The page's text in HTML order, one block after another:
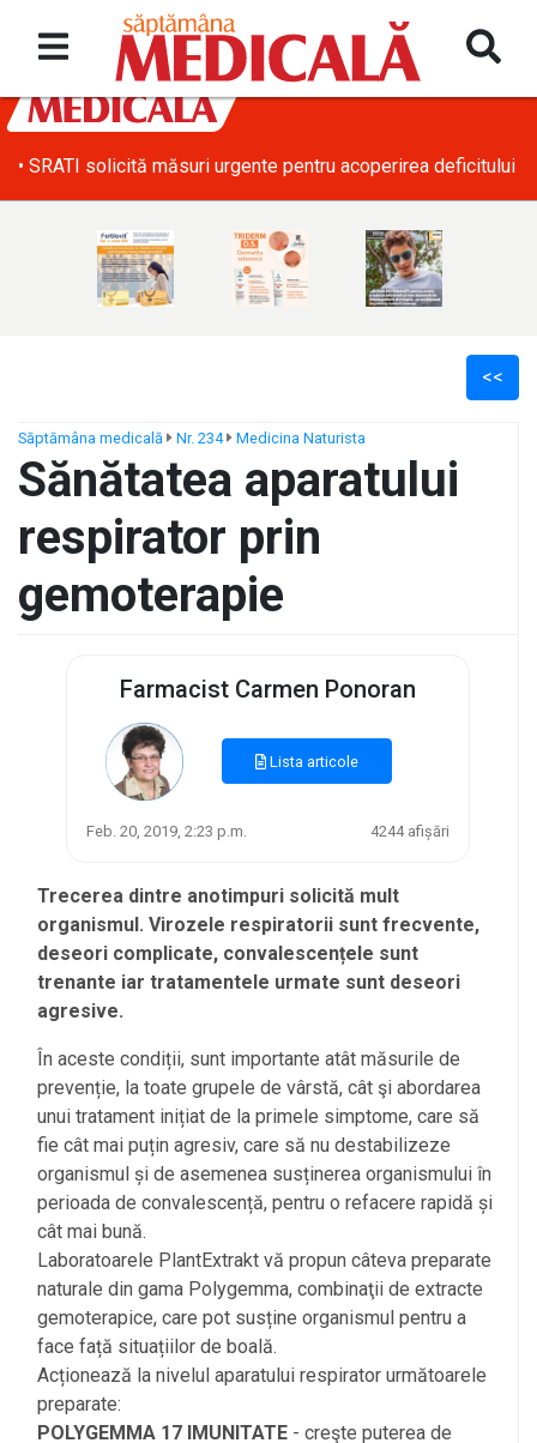
• SRATI solicită măsuri urgente pentru acoperirea deficitului
<<
Săptămâna medicală Nr. 234 Medicina Naturista
Sănătatea aparatului
respirator prin
gemoterapie
Farmacist Carmen Ponoran
Lista articole
Feb. 20, 2019, 2:23 p.m. 4244 afișări
Trecerea dintre anotimpuri solicită mult
organismul. Virozele respiratorii sunt frecvente,
deseori complicate, convalescențele sunt
trenante iar tratamentele urmate sunt deseori
agresive.
În aceste condiții, sunt importante atât măsurile de
prevenție, la toate grupele de vârstă, cât şi abordarea
unui tratament inițiat de la primele simptome, care să
fie cât mai puțin agresiv, care să nu destabilizeze
organismul și de asemenea susținerea organismului în
perioada de convalescență, pentru o refacere rapidă și
cât mai bună.
Laboratoarele PlantExtrakt vă propun câteva preparate
naturale din gama Polygemma, combinaţii de extracte
gemoterapice, care pot susține organismul pentru a
face față situațiilor de boală.
Acționează la nivelul aparatului respirator următoarele
preparate:
POLYGEMMA 17 IMUNITATE - creşte puterea de